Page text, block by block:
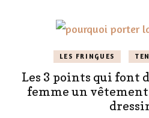
LES FRINGUES
Les 3 points qui font
femme un vêtement